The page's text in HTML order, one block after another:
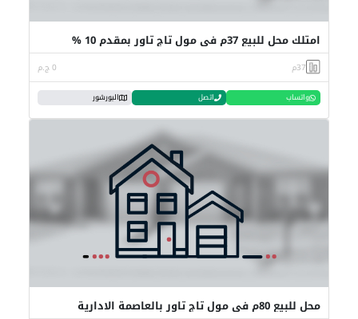
امتلك محل للبيع 37م في مول تاج تاور بمقدم 10 %
37م 0 ج.م
واتساب اتصل البورشور
محل للبيع 80م في مول تاج تاور بالعاصمة الادارية